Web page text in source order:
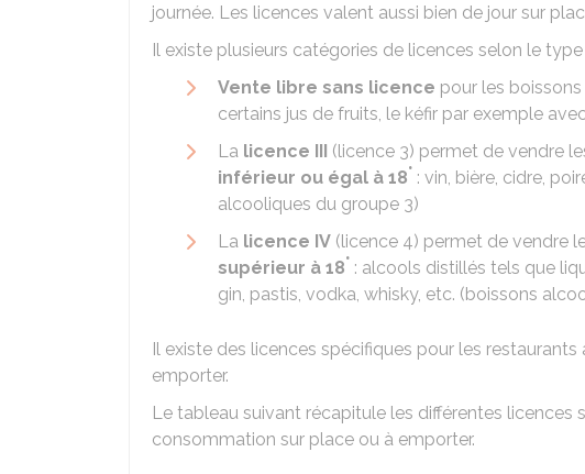
journée. Les licences valent aussi bien de jour sur
Il existe plusieurs catégories de licences selon le
Vente libre sans licence pour les
certains jus de fruits, le kéfir par exemple
La licence III (licence 3) permet de vendre
inférieur ou égal à 18° : vin, bière, cidre,
alcooliques du groupe 3)
La licence IV (licence 4) permet de vendre
supérieur à 18° : alcools distillés tels que
gin, pastis, vodka, whisky, etc. (boissons
Il existe des licences spécifiques pour les
emporter.
Le tableau suivant récapitule les différentes
consommation sur place ou à emporter.